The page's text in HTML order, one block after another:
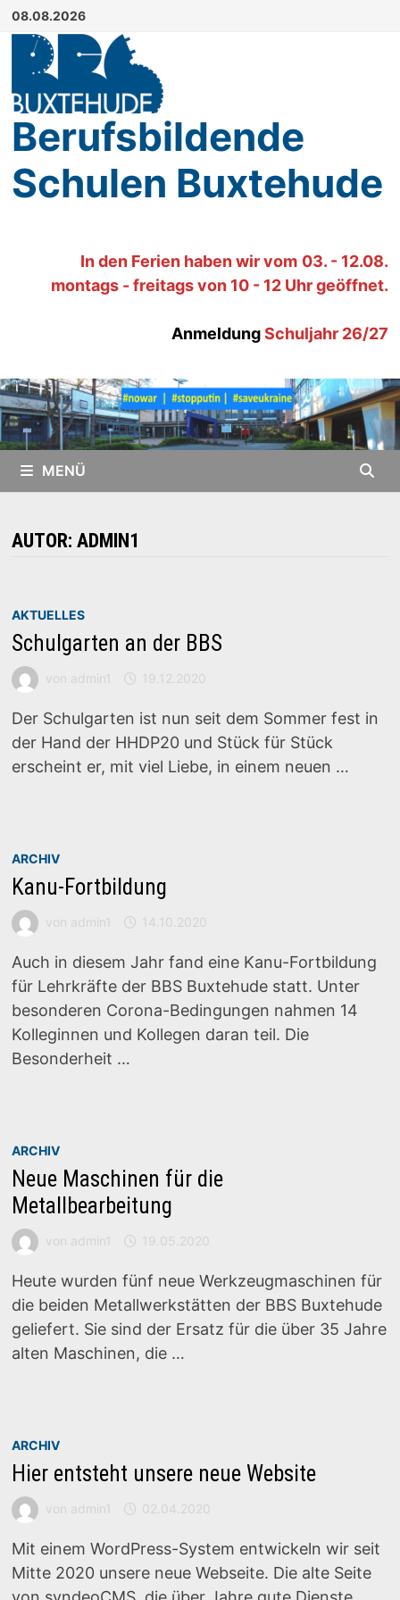
Zum
Inhalt
springen
08.08.2026
Berufsbildende
Schulen Buxtehude
In den Ferien haben wirvom 03. - 12.08.
montags - freitags von 10 - 12 Uhr geöffnet.
AnmeldungSchuljahr 26/27
MENÜ
AUTOR: ADMIN1
AKTUELLES
Schulgarten an der BBS
von admin1 19.12.2020
Der Schulgarten ist nun seit dem Sommer fest in
der Hand der HHDP20 und Stück für Stück
erscheint er, mit viel Liebe, in einem neuen …
ARCHIV
Kanu-Fortbildung
von admin1 14.10.2020
Auch in diesem Jahr fand eine Kanu-Fortbildung
für Lehrkräfte der BBS Buxtehude statt. Unter
besonderen Corona-Bedingungen nahmen 14
Kolleginnen und Kollegen daran teil. Die
Besonderheit …
ARCHIV
Neue Maschinen für die
Metallbearbeitung
von admin1 19.05.2020
Heute wurden fünf neue Werkzeugmaschinen für
die beiden Metallwerkstätten der BBS Buxtehude
geliefert. Sie sind der Ersatz für die über 35 Jahre
alten Maschinen, die …
ARCHIV
Hier entsteht unsere neue Website
von admin1 02.04.2020
Mit einem WordPress-System entwickeln wir seit
Mitte 2020 unsere neue Webseite. Die alte Seite